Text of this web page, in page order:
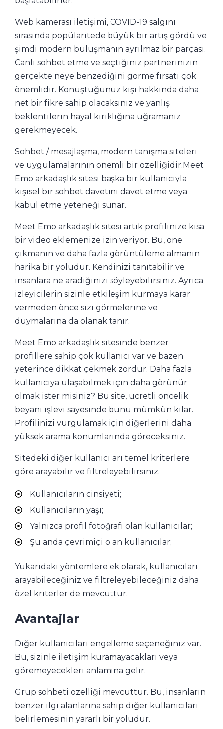
Web kamerası iletişimi, COVID-19 salgını
sırasında popülaritede büyük bir artış gördü ve
şimdi modern buluşmanın ayrılmaz bir parçası.
Canlı sohbet etme ve seçtiğiniz partnerinizin
gerçekte neye benzediğini görme fırsatı çok
önemlidir. Konuştuğunuz kişi hakkında daha
net bir fikre sahip olacaksınız ve yanlış
beklentilerin hayal kırıklığına uğramanız
gerekmeyecek.
Sohbet / mesajlaşma, modern tanışma siteleri
ve uygulamalarının önemli bir özelliğidir.Meet
Emo arkadaşlık sitesi başka bir kullanıcıyla
kişisel bir sohbet davetini davet etme veya
kabul etme yeteneği sunar.
Meet Emo arkadaşlık sitesi artık profilinize kısa
bir video eklemenize izin veriyor. Bu, öne
çıkmanın ve daha fazla görüntüleme almanın
harika bir yoludur. Kendinizi tanıtabilir ve
insanlara ne aradığınızı söyleyebilirsiniz. Ayrıca
izleyicilerin sizinle etkileşim kurmaya karar
vermeden önce sizi görmelerine ve
duymalarına da olanak tanır.
Meet Emo arkadaşlık sitesinde benzer
profillere sahip çok kullanıcı var ve bazen
yeterince dikkat çekmek zordur. Daha fazla
kullanıcıya ulaşabilmek için daha görünür
olmak ister misiniz? Bu site, ücretli öncelik
beyanı işlevi sayesinde bunu mümkün kılar.
Profilinizi vurgulamak için diğerlerini daha
yüksek arama konumlarında göreceksiniz.
Sitedeki diğer kullanıcıları temel kriterlere
göre arayabilir ve filtreleyebilirsiniz.
Kullanıcıların cinsiyeti;
Kullanıcıların yaşı;
Yalnızca profil fotoğrafı olan kullanıcılar;
Şu anda çevrimiçi olan kullanıcılar;
Yukarıdaki yöntemlere ek olarak, kullanıcıları
arayabileceğiniz ve filtreleyebileceğiniz daha
özel kriterler de mevcuttur.
Avantajlar
Diğer kullanıcıları engelleme seçeneğiniz var.
Bu, sizinle iletişim kuramayacakları veya
göremeyecekleri anlamına gelir.
Grup sohbeti özelliği mevcuttur. Bu, insanların
benzer ilgi alanlarına sahip diğer kullanıcıları
belirlemesinin yararlı bir yoludur.